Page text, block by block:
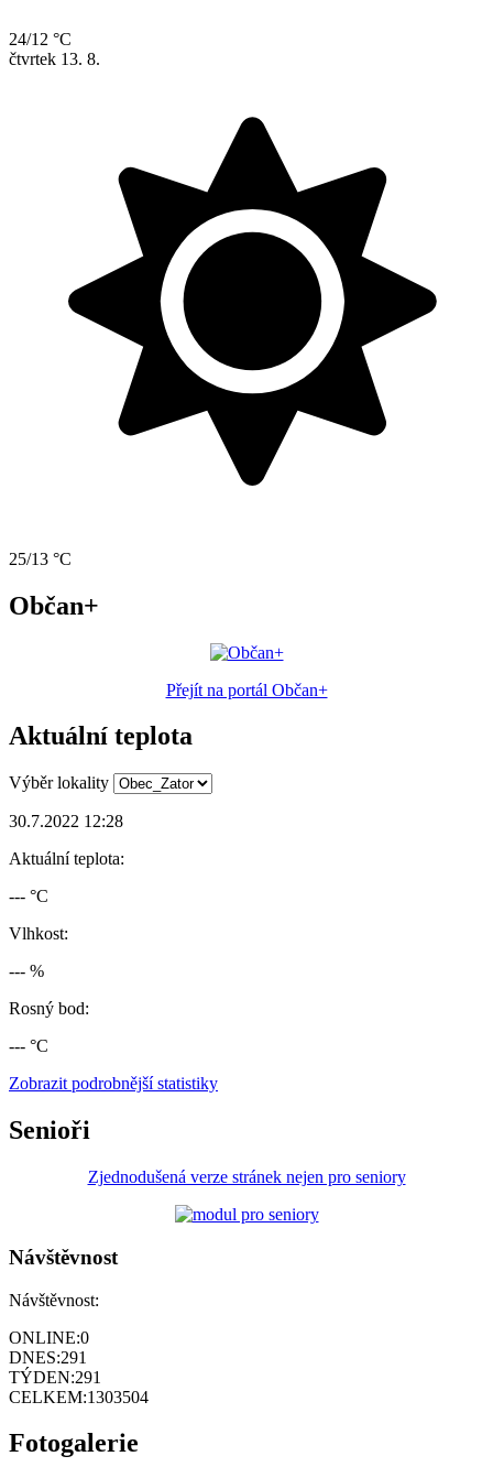
24/12 °C
čtvrtek 13. 8.
25/13 °C
Občan+
Přejít na portál Občan+
Aktuální teplota
Výběr lokality
30.7.2022 12:28
Aktuální teplota:
--- °C
Vlhkost:
--- %
Rosný bod:
--- °C
Zobrazit podrobnější statistiky
Senioři
Zjednodušená verze stránek nejen pro seniory
Návštěvnost
Návštěvnost:
ONLINE:0
DNES:291
TÝDEN:291
CELKEM:1303504
Fotogalerie